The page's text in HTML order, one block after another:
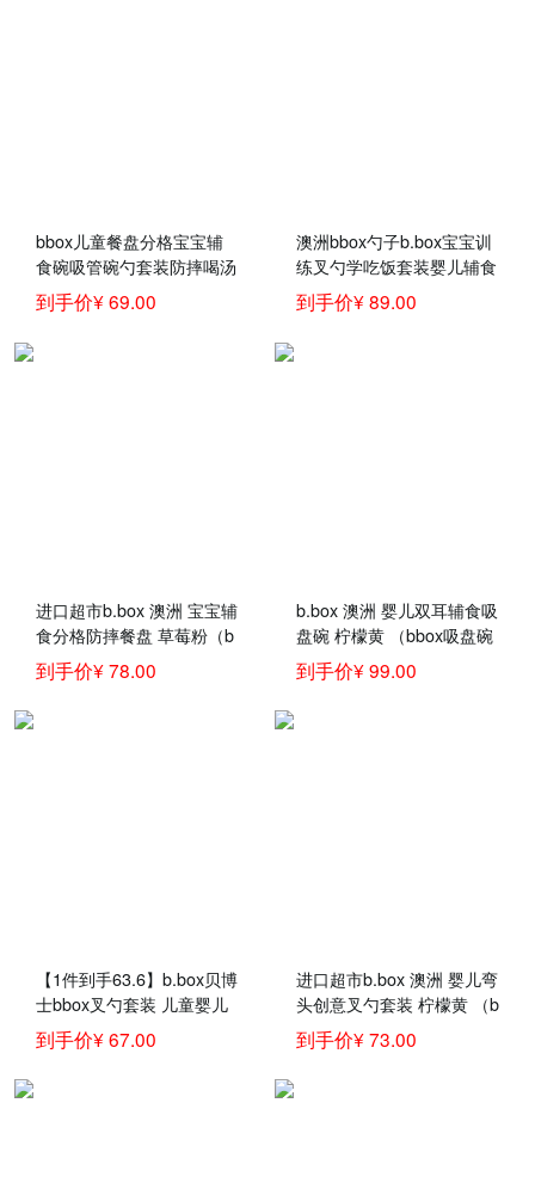
bbox儿童餐盘分格宝宝辅
食碗吸管碗勺套装防摔喝汤
碗婴儿童训练学吃饭碗宝宝
碗勺子叉子儿童餐具套装
到手价¥ 69.00
澳洲bbox勺子b.box宝宝训
练叉勺学吃饭套装婴儿辅食
碗勺儿童餐具
到手价¥ 89.00
进口超市b.box 澳洲 宝宝辅
食分格防摔餐盘 草莓粉（b
box婴儿学食碗 儿童辅食分
隔餐具）
到手价¥ 78.00
b.box 澳洲 婴儿双耳辅食吸
盘碗 柠檬黄 （bbox吸盘碗
宝宝餐具套装 带硅胶勺）
到手价¥ 99.00
【1件到手63.6】b.box贝博
士bbox叉勺套装 儿童婴儿
叉子勺子弯头勺 宝宝儿童
餐具训练勺 柠檬黄
到手价¥ 67.00
进口超市b.box 澳洲 婴儿弯
头创意叉勺套装 柠檬黄 （b
box训练勺 宝宝儿童餐具叉
子勺子）
到手价¥ 73.00